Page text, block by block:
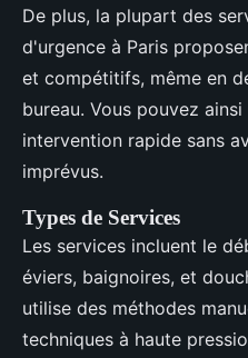
De plus, la plupart des
d'urgence à Paris
et compétitifs, même en
bureau. Vous pouvez
intervention rapide sans
imprévus.
Types de Services
Les services incluent le
éviers, baignoires, et
utilise des méthodes
techniques à haute